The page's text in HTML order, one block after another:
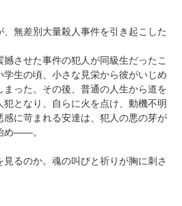
無差別大量殺人事件を引き起こした
させた事件の犯人が同級生だったこ
学生の頃、小さな見栄から彼がいじめ
った。その後、普通の人生から道を
となり、自らに火を点け、動機不明
に苛まれる安達は、犯人の悪の芽が
め――。
るのか。魂の叫びと祈りが胸に刺さ